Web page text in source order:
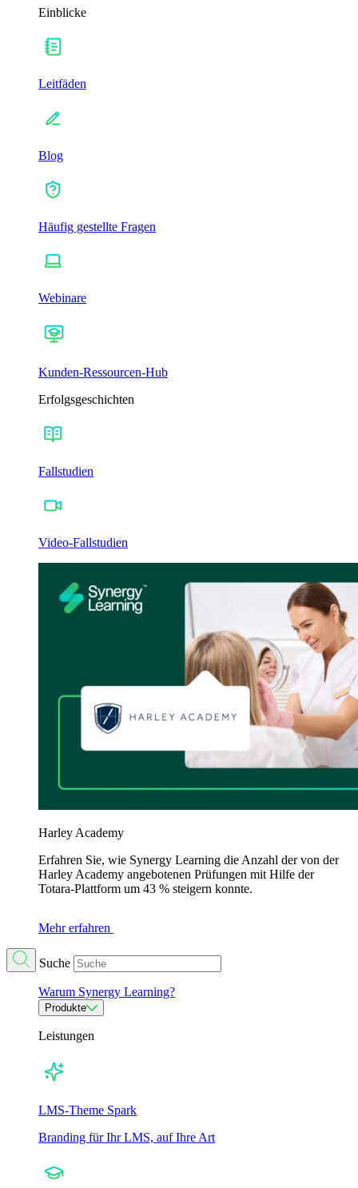
Einblicke
Leitfäden
Blog
Häufig gestellte Fragen
Webinare
Kunden-Ressourcen-Hub
Erfolgsgeschichten
Fallstudien
Video-Fallstudien
Harley Academy
Erfahren Sie, wie Synergy Learning die Anzahl der von der
Harley Academy angebotenen Prüfungen mit Hilfe der
Totara-Plattform um 43 % steigern konnte.
Mehr erfahren
Suche
Warum Synergy Learning?
Produkte
Leistungen
LMS-Theme Spark
Branding für Ihr LMS, auf Ihre Art